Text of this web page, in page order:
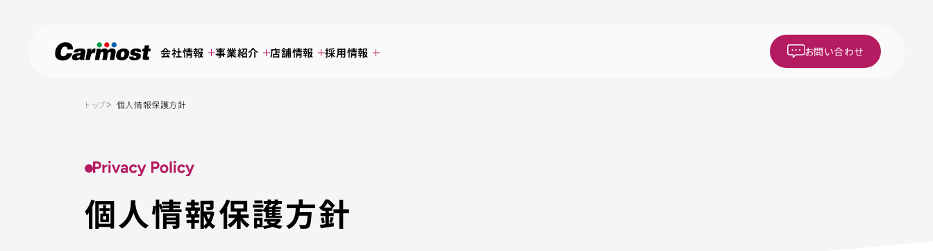
会社情報 事業紹介 店舗情報 採用情報 お問い合わせ
トップ 個人情報保護方針
個人情報保護方針